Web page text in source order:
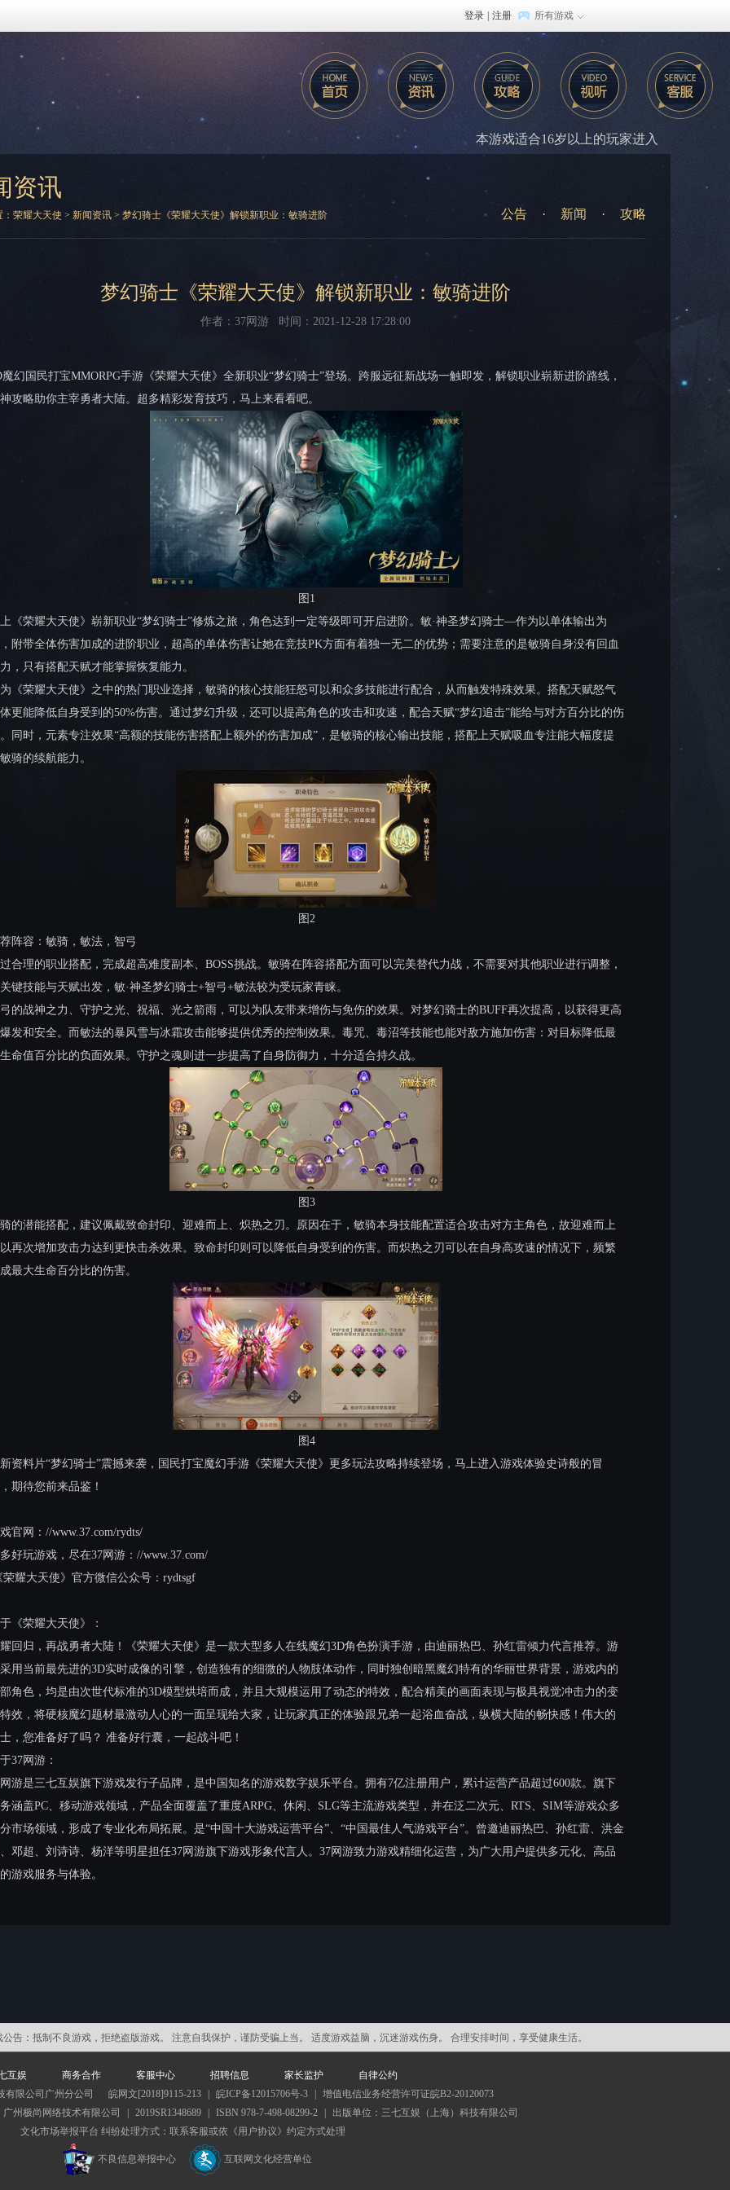
登录 注册 所有游戏
本游戏适合16岁以上的玩家进入
资讯
荣耀大天使 > 新闻资讯 > 梦幻骑士《荣耀大天使》解锁新职业：敏骑进阶 攻略
新闻 ·
公告 ·
梦幻骑士《荣耀大天使》解锁新职业：敏骑进阶
作者：37网游 时间：2021-12-28 17:28:00
魔幻国民打宝MMORPG手游《荣耀大天使》全新职业“梦幻骑士”登场。跨服远征新战场一触即发，解锁职业崭新进阶路线，
攻略助你主宰勇者大陆。超多精彩发育技巧，马上来看看吧。
图1
《荣耀大天使》崭新职业“梦幻骑士”修炼之旅，角色达到一定等级即可开启进阶。敏·神圣梦幻骑士—作为以单体输出为
附带全体伤害加成的进阶职业，超高的单体伤害让她在竞技PK方面有着独一无二的优势；需要注意的是敏骑自身没有回血
，只有搭配天赋才能掌握恢复能力。
《荣耀大天使》之中的热门职业选择，敏骑的核心技能狂怒可以和众多技能进行配合，从而触发特殊效果。搭配天赋怒气
更能降低自身受到的50%伤害。通过梦幻升级，还可以提高角色的攻击和攻速，配合天赋“梦幻追击”能给与对方百分比的伤
同时，元素专注效果“高额的技能伤害搭配上额外的伤害加成”，是敏骑的核心输出技能，搭配上天赋吸血专注能大幅度提
骑的续航能力。
图2
阵容：敏骑，敏法，智弓
合理的职业搭配，完成超高难度副本、BOSS挑战。敏骑在阵容搭配方面可以完美替代力战，不需要对其他职业进行调整，
键技能与天赋出发，敏·神圣梦幻骑士+智弓+敏法较为受玩家青睐。
的战神之力、守护之光、祝福、光之箭雨，可以为队友带来增伤与免伤的效果。对梦幻骑士的BUFF再次提高，以获得更高
发和安全。而敏法的暴风雪与冰霜攻击能够提供优秀的控制效果。毒咒、毒沼等技能也能对敌方施加伤害：对目标降低最
命值百分比的负面效果。守护之魂则进一步提高了自身防御力，十分适合持久战。
图3
的潜能搭配，建议佩戴致命封印、迎难而上、炽热之刃。原因在于，敏骑本身技能配置适合攻击对方主角色，故迎难而上
再次增加攻击力达到更快击杀效果。致命封印则可以降低自身受到的伤害。而炽热之刃可以在自身高攻速的情况下，频繁
最大生命百分比的伤害。
图4
资料片“梦幻骑士”震撼来袭，国民打宝魔幻手游《荣耀大天使》更多玩法攻略持续登场，马上进入游戏体验史诗般的冒
期待您前来品鉴！
官网：//www.37.com/rydts/
好玩游戏，尽在37网游：//www.37.com/
荣耀大天使》官方微信公众号：rydtsgf
《荣耀大天使》：
回归，再战勇者大陆！《荣耀大天使》是一款大型多人在线魔幻3D角色扮演手游，由迪丽热巴、孙红雷倾力代言推荐。游
用当前最先进的3D实时成像的引擎，创造独有的细微的人物肢体动作，同时独创暗黑魔幻特有的华丽世界背景，游戏内的
角色，均是由次世代标准的3D模型烘培而成，并且大规模运用了动态的特效，配合精美的画面表现与极具视觉冲击力的变
效，将硬核魔幻题材最激动人心的一面呈现给大家，让玩家真正的体验跟兄弟一起浴血奋战，纵横大陆的畅快感！伟大的
，您准备好了吗？ 准备好行囊，一起战斗吧！
37网游：
游是三七互娱旗下游戏发行子品牌，是中国知名的游戏数字娱乐平台。拥有7亿注册用户，累计运营产品超过600款。旗下
涵盖PC、移动游戏领域，产品全面覆盖了重度ARPG、休闲、SLG等主流游戏类型，并在泛二次元、RTS、SIM等游戏众多
市场领域，形成了专业化布局拓展。是“中国十大游戏运营平台”、“中国最佳人气游戏平台”。曾邀迪丽热巴、孙红雷、洪金
邓超、刘诗诗、杨洋等明星担任37网游旗下游戏形象代言人。37网游致力游戏精细化运营，为广大用户提供多元化、高品
游戏服务与体验。
告： 抵制不良游戏，拒绝盗版游戏。 注意自我保护，谨防受骗上当。 适度游戏益脑，沉迷游戏伤身。 合理安排时间，享受健康生活。
互娱 商务合作 客服中心 招聘信息 家长监护
自律公约
有限公司广州分公司
皖网文[2018]9115-213 皖ICP备12015706号-3
增值电信业务经营许可证皖B2-20120073
州极尚网络技术有限公司 2019SR1348689 ISBN 978-7-498-08299-2
出版单位：三七互娱（上海）科技有限公司
文化市场举报平台 纠纷处理方式：联系客服或依《用户协议》约定方式处理
不良信息举报中心 互联网文化经营单位